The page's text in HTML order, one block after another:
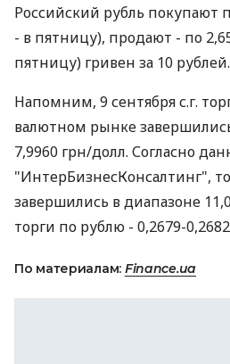
Российский рубль покупают
- в пятницу), продают - по
пятницу) гривен за 10 рублей.
Напомним, 9 сентября с.г.
валютном рынке
7,9960 грн/долл. Согласно
"ИнтерБизнесКонсалтинг",
завершились в диапазоне
торги по рублю - 0,2679-
По материалам: Finance.ua